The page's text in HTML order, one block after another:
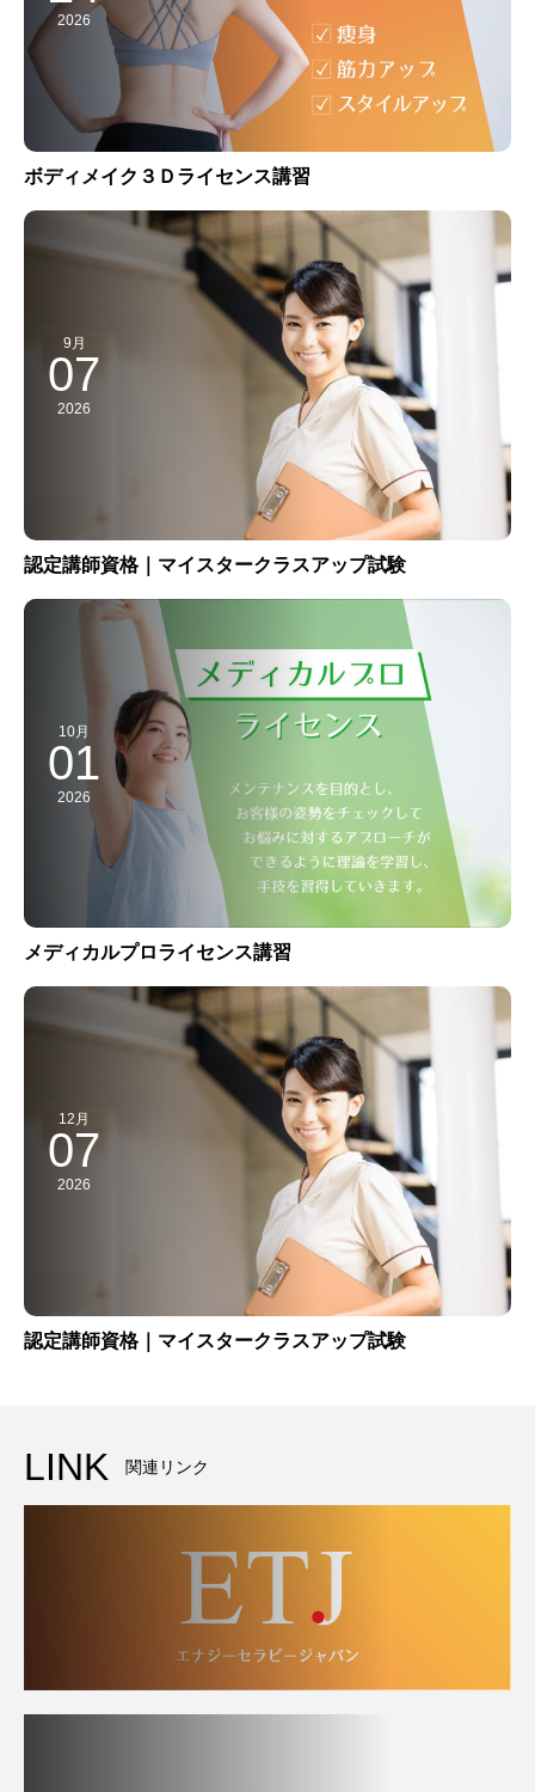
2026
ボディメイク３Ｄライセンス講習
9月
07
2026
認定講師資格｜マイスタークラスアップ試験
10月
01
2026
メディカルプロライセンス講習
12月
07
2026
認定講師資格｜マイスタークラスアップ試験
LINK 関連リンク